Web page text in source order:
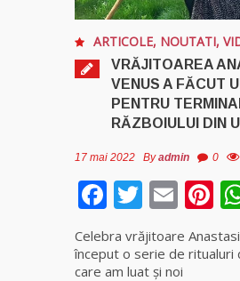
ARTICOLE, NOUTATI,
VRĂJITOAREA
VENUS A FĂCUT
PENTRU
RĂZBOIULUI DIN
17 mai 2022 Byadmin 0
Facebook
Twitter
Celebra vrăjitoare
început o serie de ritualuri
care am luat și noi